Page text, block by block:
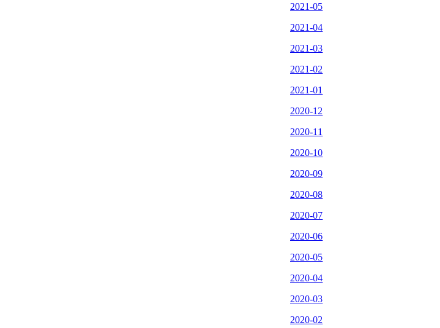
2021-05
2021-04
2021-03
2021-02
2021-01
2020-12
2020-11
2020-10
2020-09
2020-08
2020-07
2020-06
2020-05
2020-04
2020-03
2020-02